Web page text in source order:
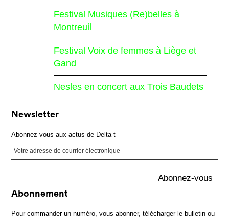
Festival Musiques (Re)belles à
Montreuil
Festival Voix de femmes à Liège et
Gand
Nesles en concert aux Trois Baudets
Newsletter
Abonnez-vous aux actus de Delta t
Abonnement
Pour commander un numéro, vous abonner, télécharger le bulletin ou